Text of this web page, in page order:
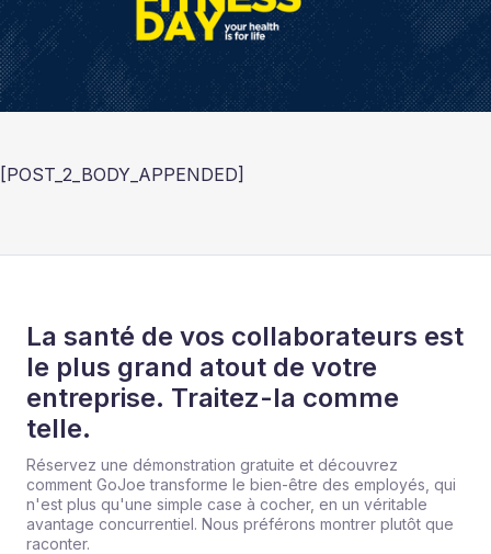
[POST_2_BODY_APPENDED]
La santé de vos collaborateurs est
le plus grand atout de votre
entreprise. Traitez-la comme
telle.
Réservez une démonstration gratuite et découvrez
comment GoJoe transforme le bien-être des employés, qui
n'est plus qu'une simple case à cocher, en un véritable
avantage concurrentiel. Nous préférons montrer plutôt que
raconter.